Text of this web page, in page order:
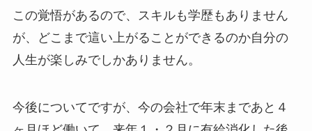
この覚悟があるので、スキルも学歴もありません
が、どこまで這い上がることができるのか自分の
人生が楽しみでしかありません。
今後についてですが、今の会社で年末まであと４